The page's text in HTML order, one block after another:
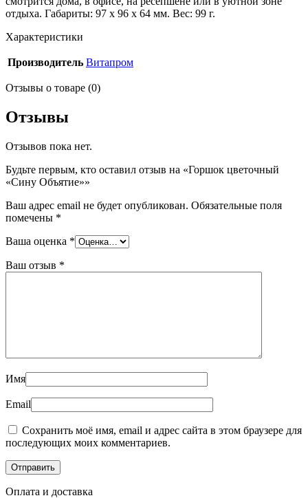
отдыха. Габариты: 97 x 96 x 64 мм. Вес: 99 г.
Характеристики
Производитель Витапром
Отзывы о товаре (0)
Отзывы
Отзывов пока нет.
Будьте первым, кто оставил отзыв на «Горшок цветочный
«Сину Объятие»»
Ваш адрес email не будет опубликован. Обязательные поля
помечены *
Ваша оценка *
Ваш отзыв *
Имя
Email
Сохранить моё имя, email и адрес сайта в этом браузере для
последующих моих комментариев.
Оплата и доставка